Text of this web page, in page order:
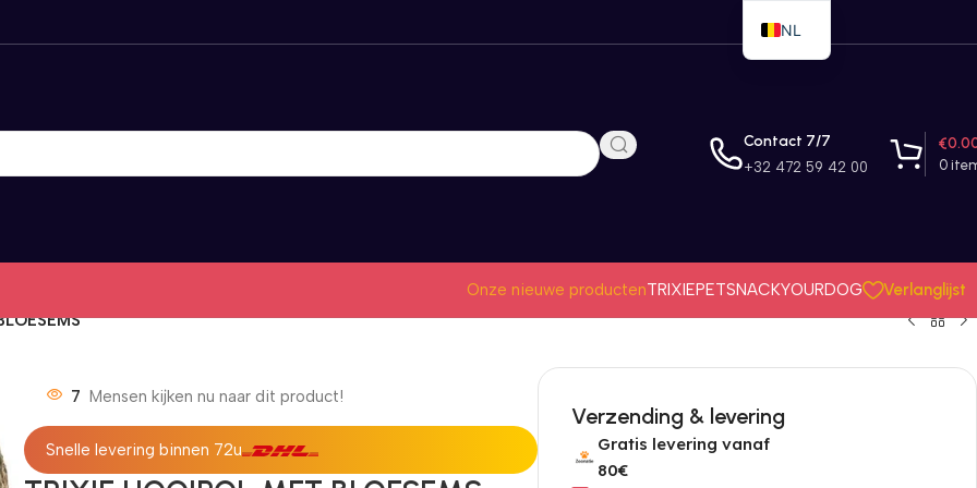
Contact 7/7
+32 472 59 42 00 0
€
Onze nieuwe productenTRIXIEPETSNACKYOURDOG
Verlanglijst
7 Mensen kijken nu naar dit product!
Snelle levering binnen 72u
Verzending & levering
Gratis levering vanaf
80€
NL
EN